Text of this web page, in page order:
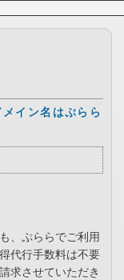
イン名はぷらら
、ぷららでご利用
代行手数料は不要
求させていただき